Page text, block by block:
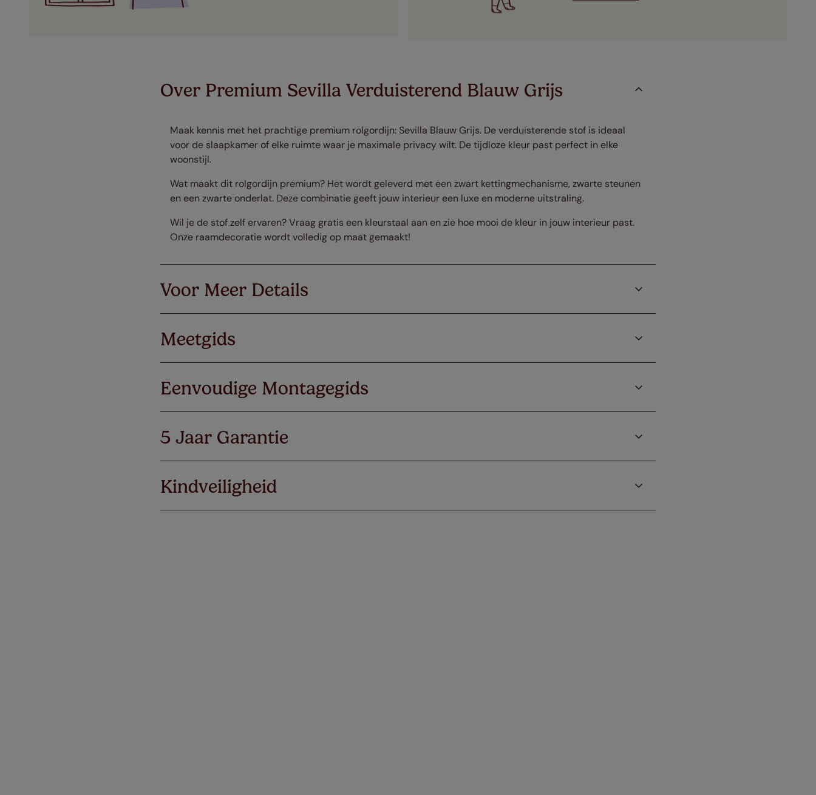
Over Premium Sevilla Verduisterend Blauw Grijs
Maak kennis met het prachtige premium rolgordijn: Sevilla Blauw Grijs. De verduisterende stof is ideaal
voor de slaapkamer of elke ruimte waar je maximale privacy wilt. De tijdloze kleur past perfect in elke
woonstijl.
Wat maakt dit rolgordijn premium? Het wordt geleverd met een zwart kettingmechanisme, zwarte steunen
en een zwarte onderlat. Deze combinatie geeft jouw interieur een luxe en moderne uitstraling.
Wil je de stof zelf ervaren? Vraag gratis een kleurstaal aan en zie hoe mooi de kleur in jouw interieur past.
Onze raamdecoratie wordt volledig op maat gemaakt!
Voor Meer Details
Meetgids
Eenvoudige Montagegids
5 Jaar Garantie
Kindveiligheid